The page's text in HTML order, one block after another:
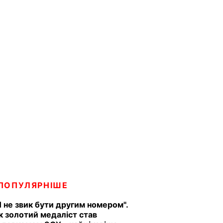
не звик бути другим номером".
золотий медаліст став